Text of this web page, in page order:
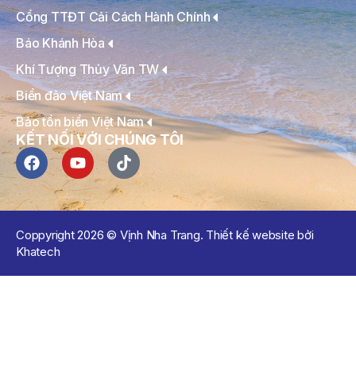
Cổng TTĐT Cải Cách Hành Chính
Báo Khánh Hòa
Khí Tượng Thủy Văn TW
Biển đảo Việt Nam
Bảo tồn biển Việt Nam
KẾT NỐI VỚI CHÚNG TÔI
Coppyright 2026 © Vịnh Nha Trang. Thiết kế website bởi
Khatech